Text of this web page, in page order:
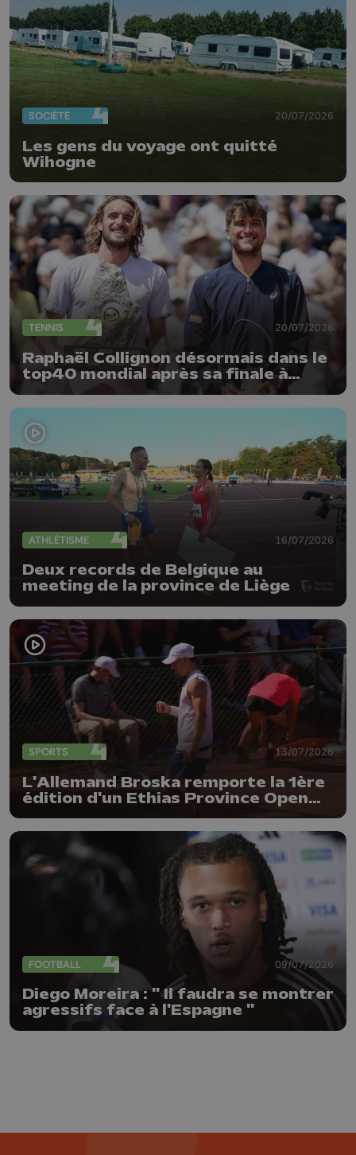
SOCIÉTÉ 20/07/2026
Les gens du voyage ont quitté
Wihogne
TENNIS 20/07/2026
Raphaël Collignon désormais dans le
top40 mondial après sa finale à
ATHLÉTISME 16/07/2026
Deux records de Belgique au
meeting de la province de Liège
SPORTS 13/07/2026
L'Allemand Broska remporte la 1ère
édition d'un Ethias Province Open
plutôt réussi !
FOOTBALL 09/07/2026
Diego Moreira : " Il faudra se montrer
agressifs face à l'Espagne "